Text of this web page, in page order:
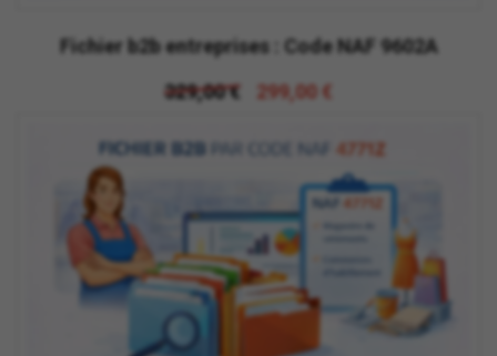
Fichier b2b entreprises : Code NAF 9602A
329,00 €
299,00 €